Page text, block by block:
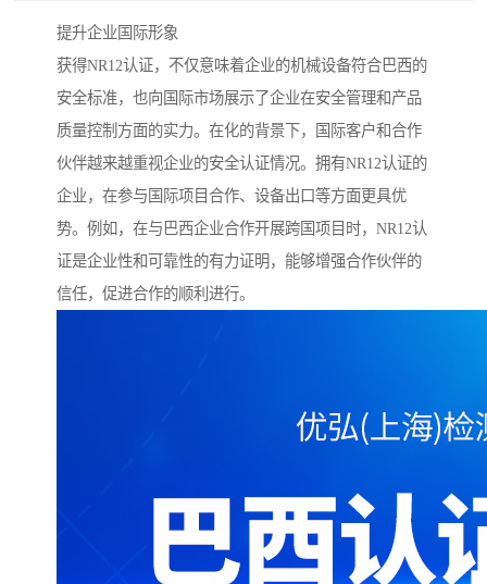
提升企业国际形象
获得NR12认证，不仅意味着企业的机械设备符合巴西的
安全标准，也向国际市场展示了企业在安全管理和产品
质量控制方面的实力。在化的背景下，国际客户和合作
伙伴越来越重视企业的安全认证情况。拥有NR12认证的
企业，在参与国际项目合作、设备出口等方面更具优
势。例如，在与巴西企业合作开展跨国项目时，NR12认
证是企业性和可靠性的有力证明，能够增强合作伙伴的
信任，促进合作的顺利进行。